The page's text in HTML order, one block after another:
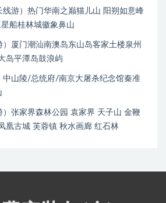
线游）热门华南之巅猫儿山 阳朔如意峰
船桂林城徽象鼻山
厦门潮汕南澳岛东山岛客家土楼泉州
岛平潭岛鼓浪屿
中山陵/总统府/南京大屠杀纪念馆秦准
）张家界森林公园 袁家界 天子山 金鞭
凰古城 芙蓉镇 秋水画廊 红石林